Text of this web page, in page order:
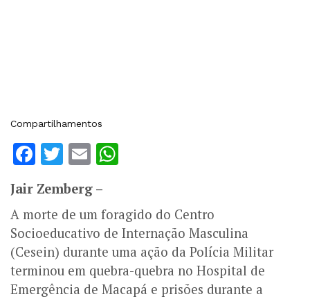
Compartilhamentos
Facebook
Twitter
Email
Jair Zemberg –
A morte de um foragido do Centro
Socioeducativo de Internação Masculina
(Cesein) durante uma ação da Polícia Militar
terminou em quebra-quebra no Hospital de
Emergência de Macapá e prisões durante a